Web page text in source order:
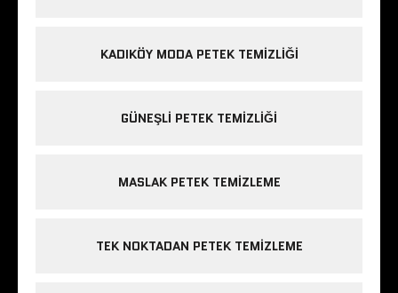
KADIKÖY MODA PETEK TEMIZLIĞI
GÜNEŞLI PETEK TEMIZLIĞI
MASLAK PETEK TEMIZLEME
TEK NOKTADAN PETEK TEMIZLEME